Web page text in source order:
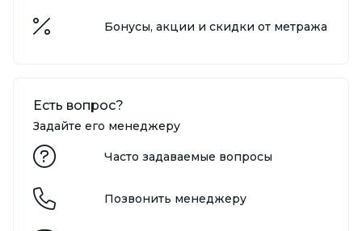
Бонусы, акции и скидки от метража
Есть вопрос?
Задайте его менеджеру
Часто задаваемые вопросы
Позвонить менеджеру